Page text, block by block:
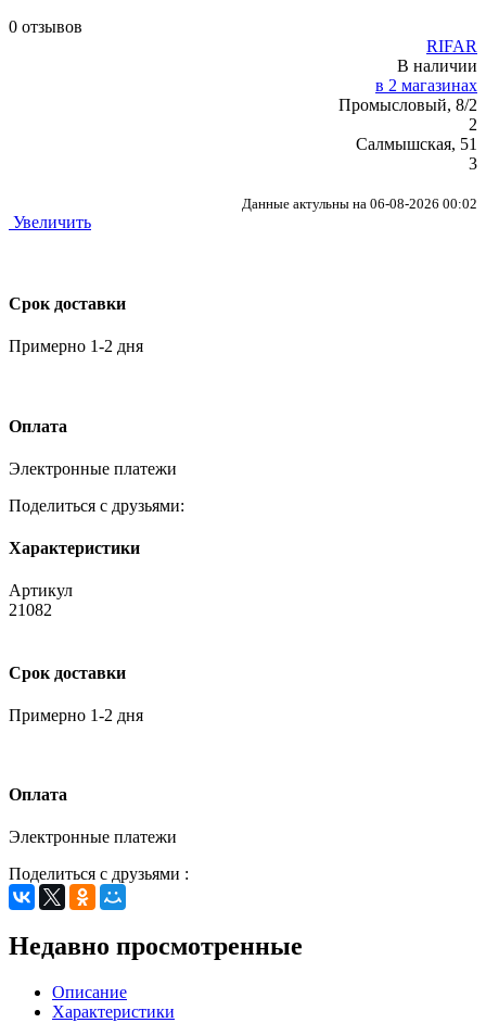
0 отзывов
RIFAR
В наличии
в 2 магазинах
Промысловый, 8/2
2
Салмышская, 51
3
Данные актульны на 06-08-2026 00:02
Увеличить
Срок доставки
Примерно 1-2 дня
Оплата
Электронные платежи
Поделиться с друзьями:
Характеристики
Артикул
21082
Срок доставки
Примерно 1-2 дня
Оплата
Электронные платежи
Поделиться с друзьями :
Недавно просмотренные
Описание
Характеристики